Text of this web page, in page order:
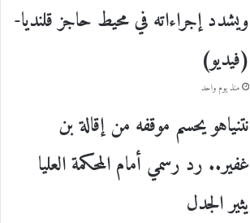
ويشدد إجراءاته في محيط حاجز قلنديا-
(فيديو)
منذ يوم واحد
نتنياهو يحسم موقفه من إقالة بن
غفير.. رد رسمي أمام المحكمة العليا
يثير الجدل